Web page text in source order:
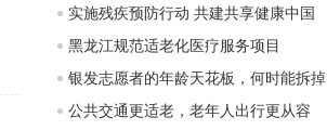
实施残疾预防行动 共建共享健康中国
黑龙江规范适老化医疗服务项目
银发志愿者的年龄天花板，何时能拆掉
公共交通更适老，老年人出行更从容